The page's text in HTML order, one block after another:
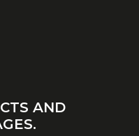
AND